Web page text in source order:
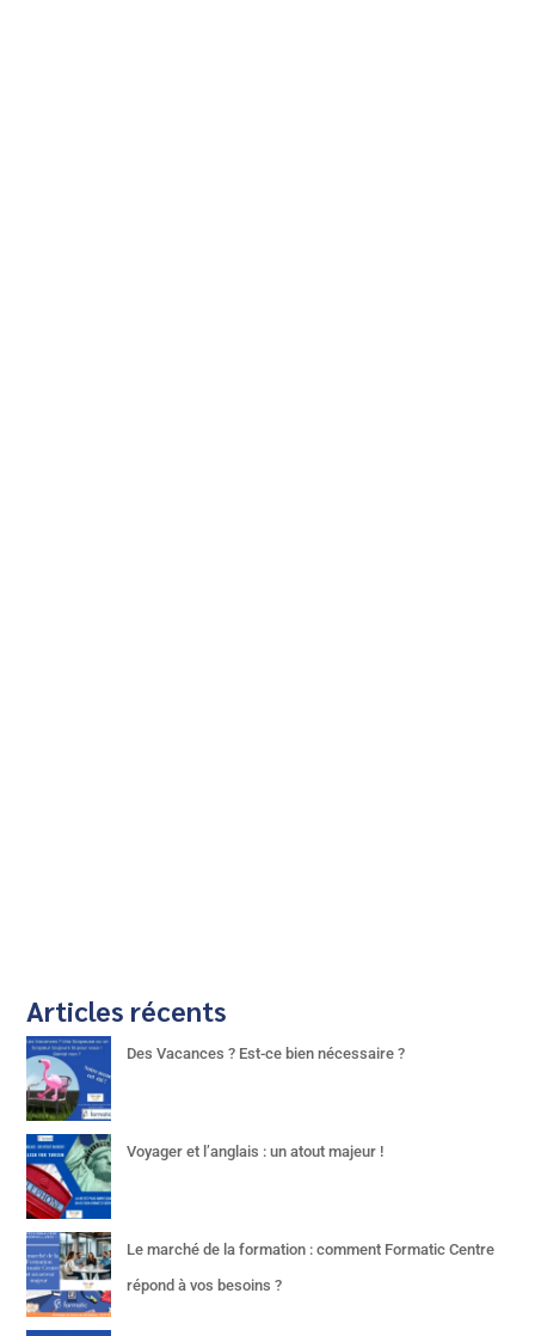
Articles récents
Des Vacances ? Est-ce bien nécessaire ?
Voyager et l’anglais : un atout majeur !
Le marché de la formation : comment Formatic Centre
répond à vos besoins ?